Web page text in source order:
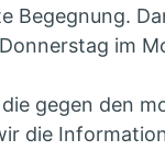
Begegnung.
im
gegen den
die